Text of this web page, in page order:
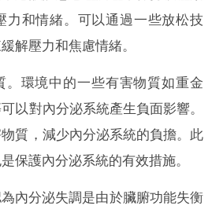
力和情緒。可以通過一些放松技
解壓力和焦慮情緒。
。環境中的一些有害物質如重金
以對內分泌系統產生負面影響。
質，減少內分泌系統的負擔。此
保護內分泌系統的有效措施。
內分泌失調是由於臟腑功能失衡